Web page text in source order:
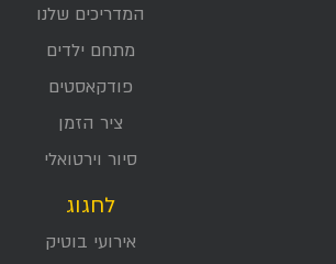
המדריכים שלנו
מתחם ילדים
פודקאסטים
ציר הזמן
סיור וירטואלי
לחגוג
אירועי בוטיק